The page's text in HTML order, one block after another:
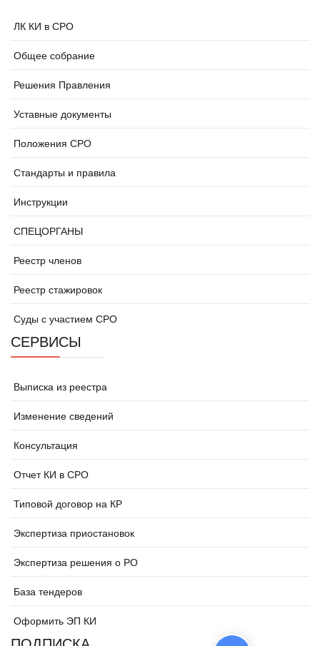
ЛК КИ в СРО
Общее собрание
Решения Правления
Уставные документы
Положения СРО
Стандарты и правила
Инструкции
СПЕЦОРГАНЫ
Реестр членов
Реестр стажировок
Суды с участием СРО
СЕРВИСЫ
Выписка из реестра
Изменение сведений
Консультация
Отчет КИ в СРО
Типовой договор на КР
Экспертиза приостановок
Экспертиза решения о РО
База тендеров
Оформить ЭП КИ